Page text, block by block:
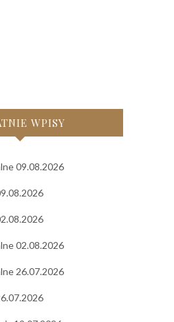
WPISY
09.08.2026
02.08.2026
26.07.2026